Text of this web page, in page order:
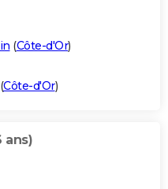
(Côte-d'Or)
(Côte-d'Or)
ans)